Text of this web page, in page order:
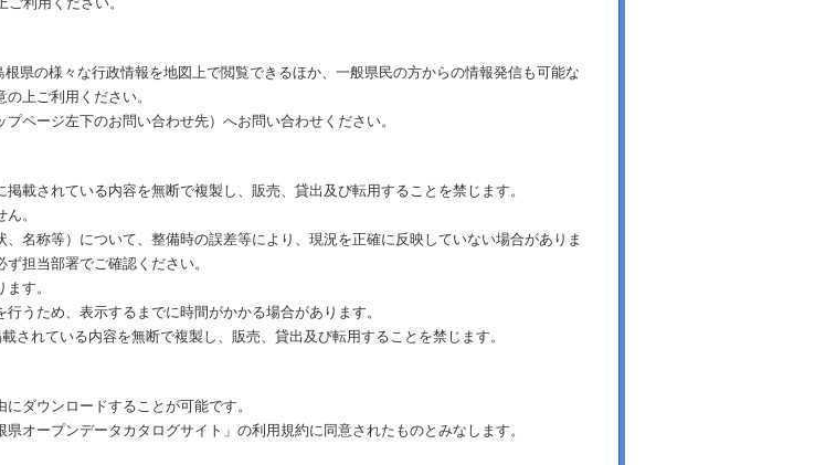
利用ください。
県の様々な行政情報を地図上で閲覧できるほか、一般県民の方からの情報発信も可能な
上ご利用ください。
ページ左下のお問い合わせ先）へお問い合わせください。
載されている内容を無断で複製し、販売、貸出及び転用することを禁じます。
。
名称等）について、整備時の誤差等により、現況を正確に反映していない場合がありま
担当部署でご確認ください。
す。
うため、表示するまでに時間がかかる場合があります。
されている内容を無断で複製し、販売、貸出及び転用することを禁じます。
ダウンロードすることが可能です。
オープンデータカタログサイト」の利用規約に同意されたものとみなします。